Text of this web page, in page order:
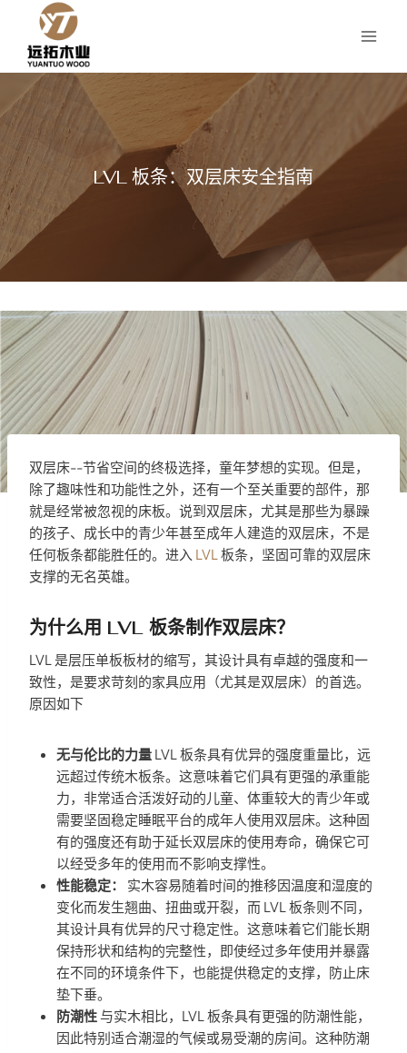
容
LVL 板条：双层床安全指南
双层床--节省空间的终极选择，童年梦想的实现。但是，
除了趣味性和功能性之外，还有一个至关重要的部件，那
就是经常被忽视的床板。说到双层床，尤其是那些为暴躁
的孩子、成长中的青少年甚至成年人建造的双层床，不是
任何板条都能胜任的。进入 LVL 板条，坚固可靠的双层床
支撑的无名英雄。
为什么用 LVL 板条制作双层床？
LVL 是层压单板板材的缩写，其设计具有卓越的强度和一
致性，是要求苛刻的家具应用（尤其是双层床）的首选。
原因如下
无与伦比的力量 LVL 板条具有优异的强度重量比，远
远超过传统木板条。这意味着它们具有更强的承重能
力，非常适合活泼好动的儿童、体重较大的青少年或
需要坚固稳定睡眠平台的成年人使用双层床。这种固
有的强度还有助于延长双层床的使用寿命，确保它可
以经受多年的使用而不影响支撑性。
性能稳定：
实木容易随着时间的推移因温度和湿度的
变化而发生翘曲、扭曲或开裂，而 LVL 板条则不同，
其设计具有优异的尺寸稳定性。这意味着它们能长期
保持形状和结构的完整性，即使经过多年使用并暴露
在不同的环境条件下，也能提供稳定的支撑，防止床
垫下垂。
防潮性与实木相比，LVL 板条具有更强的防潮性能，
因此特别适合潮湿的气候或易受潮的房间。这种防潮